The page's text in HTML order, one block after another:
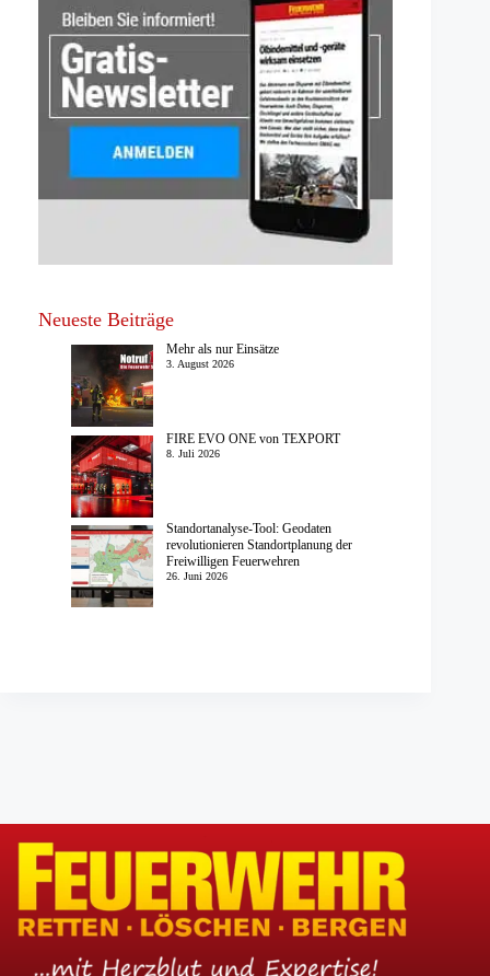
Neueste Beiträge
Mehr als nur Einsätze
3. August 2026
FIRE EVO ONE von TEXPORT
8. Juli 2026
Standortanalyse-Tool: Geodaten
revolutionieren Standortplanung der
Freiwilligen Feuerwehren
26. Juni 2026